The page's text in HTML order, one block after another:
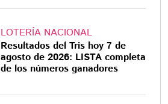
LOTERÍA NACIONAL
Resultados del Tris hoy 7 de
agosto de 2026: LISTA completa
de los números ganadores